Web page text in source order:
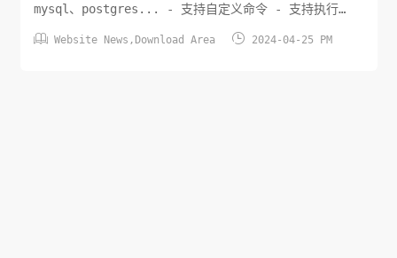
mysql、postgres... - 支持自定义命令 - 支持执行
支持备份周期设置，几分钟到一年的备份周期也可以 - 支
 Website News , Download Area  2024-04-25 PM